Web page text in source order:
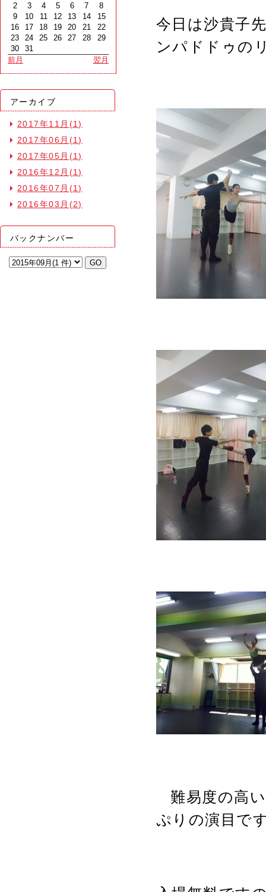
2
3 4 5 6 7
8
9
10 11 12 13 14
15
16
17 18 19 20 21
22
23
24 25 26 27 28
29
30
31
前月
翌月
アーカイブ
2017年11月(1)
2017年06月(1)
2017年05月(1)
2016年12月(1)
2016年07月(1)
2016年03月(2)
バックナンバー
今日は沙貴子
ンパドドゥの
難易度の高
ぷりの演目で